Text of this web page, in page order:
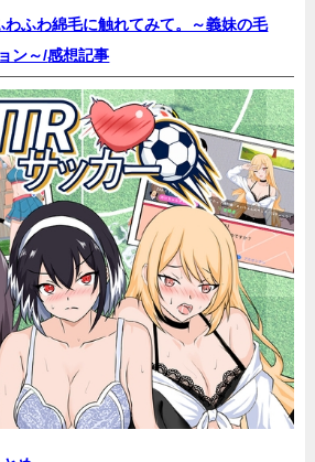
わふわ綿毛に触れてみて。～義妹の毛
ン～/感想記事